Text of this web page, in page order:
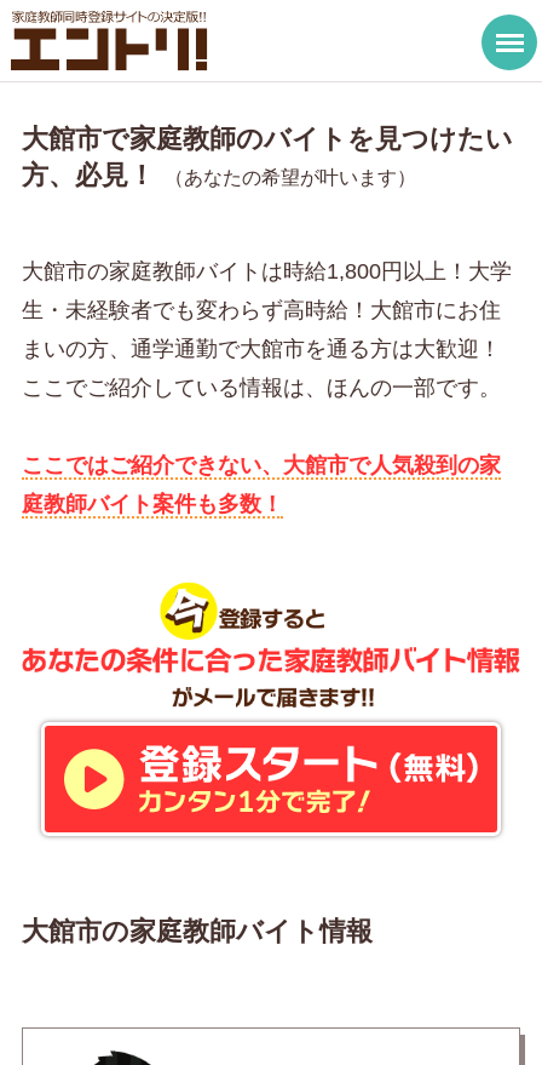
大館市で家庭教師のバイトを見つけたい
方、必見！
（あなたの希望が叶います）
大館市の家庭教師バイトは時給1,800円以上！大学
生・未経験者でも変わらず高時給！大館市にお住
まいの方、通学通勤で大館市を通る方は大歓迎！
ここでご紹介している情報は、ほんの一部です。
ここではご紹介できない、大館市で人気殺到の家
庭教師バイト案件も多数！
大館市の家庭教師バイト情報